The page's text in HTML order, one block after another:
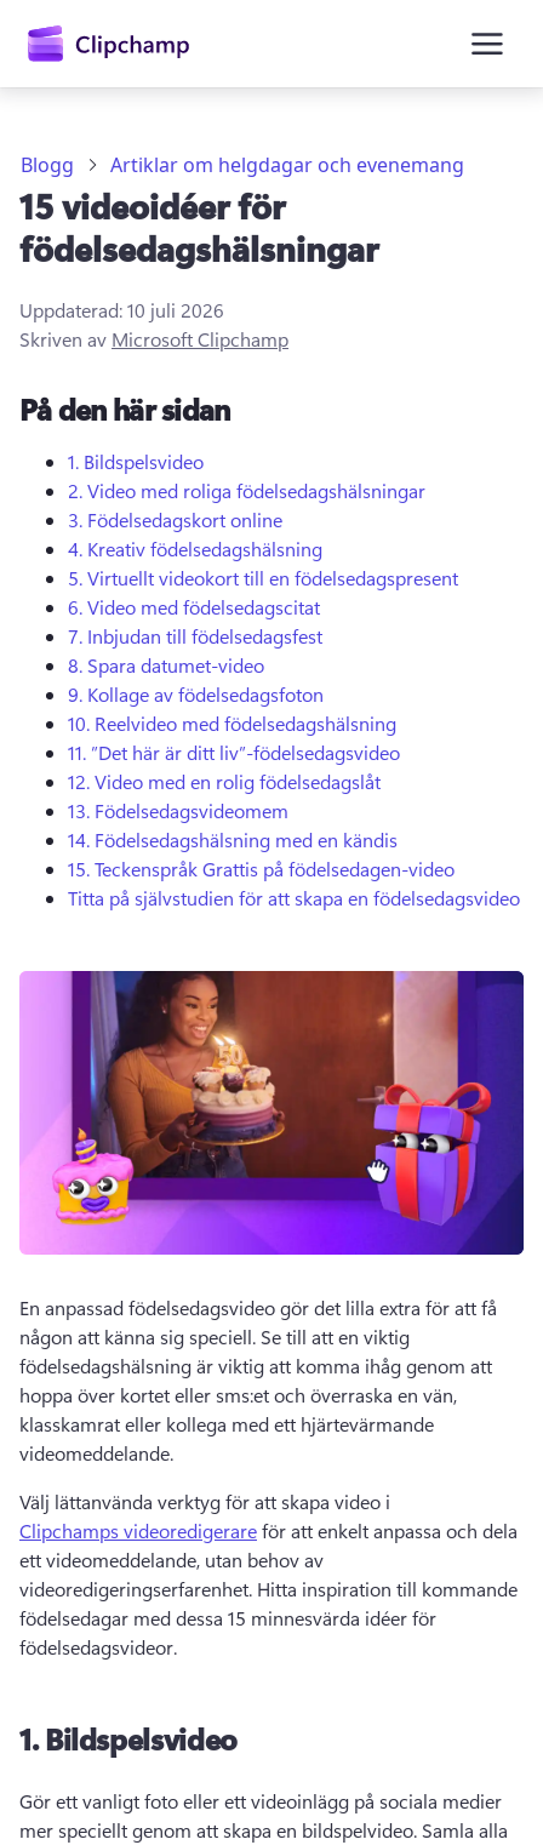
huvudinnehåll
Logga in
Blogg Artiklar om helgdagar och evenemang
15 videoidéer för
födelsedagshälsningar
Uppdaterad:10 juli 2026
Skriven av Microsoft Clipchamp
På den här sidan
1. Bildspelsvideo
2.Video med roliga födelsedagshälsningar
3. Födelsedagskort online
4. Kreativ födelsedagshälsning
5.Virtuellt videokort till en födelsedagspresent
6.Video med födelsedagscitat
7. Inbjudan till födelsedagsfest
8.Spara datumet-video
9. Kollage av födelsedagsfoton
10. Reelvideo med födelsedagshälsning
11. ”Det här är ditt liv”-födelsedagsvideo
12.Video med en rolig födelsedagslåt
13. Födelsedagsvideomem
14. Födelsedagshälsning med en kändis
15.Teckenspråk Grattis på födelsedagen-video
Titta på självstudien för att skapa en födelsedagsvideo
En anpassad födelsedagsvideo gör det lilla extra för att få
någon att känna sig speciell. Se till att en viktig
födelsedagshälsning är viktig att komma ihåg genom att
hoppa över kortet eller sms:et och överraska en vän,
klasskamrat eller kollega med ett hjärtevärmande
videomeddelande.
Välj lättanvända verktyg för att skapa video i
Clipchamps videoredigerare för att enkelt anpassa och dela
ett videomeddelande, utan behov av
videoredigeringserfarenhet. Hitta inspiration till kommande
födelsedagar med dessa 15 minnesvärda idéer för
födelsedagsvideor.
1.Bildspelsvideo
Gör ett vanligt foto eller ett videoinlägg på sociala medier
mer speciellt genom att skapa en bildspelvideo. Samla alla